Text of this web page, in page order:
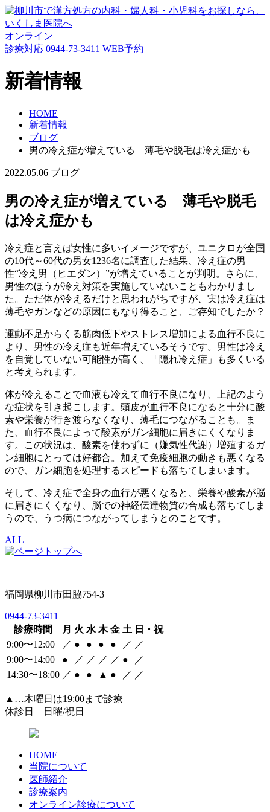
オンライン
診療対応 0944-73-3411 WEB予約
新着情報
HOME
新着情報
ブログ
男の冷え症が増えている 薄毛や脱毛は冷え症かも
2022.05.06 ブログ
男の冷え症が増えている 薄毛や脱毛
は冷え症かも
冷え症と言えば女性に多いイメージですが、ユニクロが全国
の10代～60代の男女1236名に調査した結果、冷え症の男
性“冷え男（ヒエダン）”が増えていることが判明。さらに、
男性のほうが冷え対策を実施していないこともわかりまし
た。ただ体が冷えるだけと思われがちですが、実は冷え症は
薄毛やガンなどの原因にもなり得ること、ご存知でしたか？
運動不足からくる筋肉低下やストレス増加による血行不良に
より、男性の冷え症も近年増えているそうです。男性は冷え
を自覚していない可能性が高く、「隠れ冷え症」も多くいる
と考えられます。
体が冷えることで血液も冷えて血行不良になり、上記のよう
な症状を引き起こします。頭皮が血行不良になると十分に酸
素や栄養が行き渡らなくなり、薄毛につながることも。ま
た、血行不良によって酸素がガン細胞に届きにくくなりま
す。この状況は、酸素を使わずに（嫌気性代謝）増殖するガ
ン細胞にとっては好都合。加えて免疫細胞の動きも悪くなる
ので、ガン細胞を処理するスピードも落ちてしまいます。
そして、冷え症で全身の血行が悪くなると、栄養や酸素が脳
に届きにくくなり、脳での神経伝達物質の合成も落ちてしま
うので、うつ病につながってしまうとのことです。
ALL
福岡県柳川市田脇754-3
0944-73-3411
診療時間
月 火 水 木 金 土 日・祝
9:00〜12:00
／ ● ● ● ● ／ ／
9:00〜14:00
● ／ ／ ／ ／ ●
／
14:30〜18:00 ／ ● ● ▲ ● ／ ／
▲…木曜日は19:00まで診療
休診日 日曜/祝日
HOME
当院について
医師紹介
診療案内
オンライン診療について